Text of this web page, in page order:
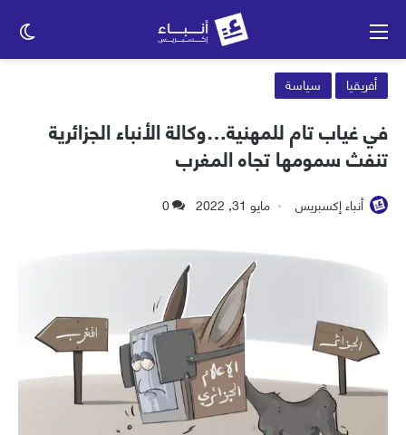
أفريقيا سياسة
في غياب تام للمهنية…وكالة الأنباء الجزائرية
تنفث سمومها تجاه المغرب
أنباء إكسبريس مايو 31, 2022 0